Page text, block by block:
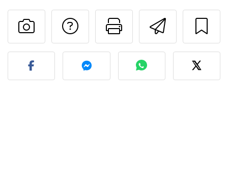
Printează
Adresează o
Postează o poză cu